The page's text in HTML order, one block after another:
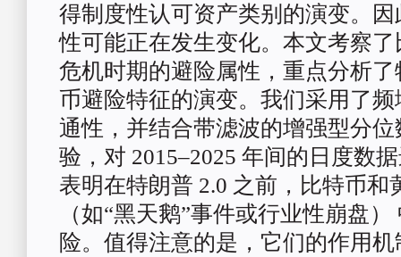
得制度性认可资产类别的演变。
性可能正在发生变化。本文考察
危机时期的避险属性，重点分析
币避险特征的演变。我们采用了频
通性，并结合带滤波的增强型分
验，对 2015–2025 年间的日度数
表明在特朗普 2.0 之前，比特币和
（如“黑天鹅”事件或行业性崩盘）
险。值得注意的是，它们的作用机